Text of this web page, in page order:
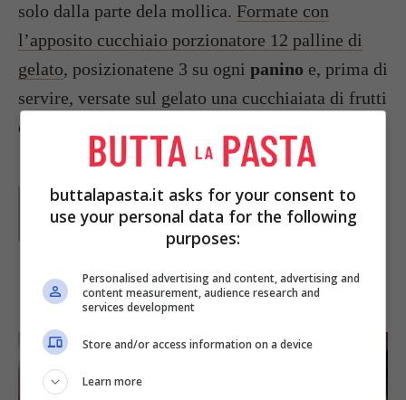
solo dalla parte dela mollica. Formate con
l’apposito cucchiaio porzionatore 12 palline di
gelato, posizionatene 3 su ogni panino e, prima di
servire, versate sul gelato una cucchiaiata di frutti
di bosco; decorate con la menta.
Parole diWaly
IN PRIMO PIANO
buttalapasta.it asks for your consent to
use your personal data for the following
purposes:
Personalised advertising and content, advertising and
content measurement, audience research and
services development
Store and/or access information on a device
Learn more